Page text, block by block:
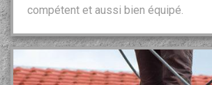
compétent et aussi bien équipé.